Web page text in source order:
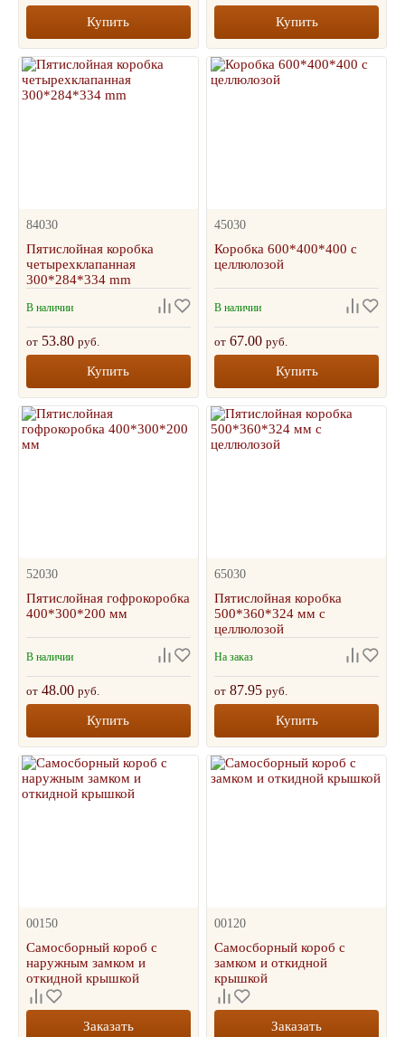
Купить Купить
84030
Пятислойная коробка
четырехклапанная
300*284*334 mm
В наличии
от 53.80 руб.
Купить
45030
Коробка 600*400*400 с
целлюлозой
В наличии
от 67.00руб.
Купить
52030
Пятислойная гофрокоробка
400*300*200 мм
В наличии
от 48.00 руб.
Купить
65030
Пятислойная коробка
500*360*324 мм с
целлюлозой
На заказ
от 87.95руб.
Купить
00150
Самосборный короб с
наружным замком и
откидной крышкой
Заказать
00120
Самосборный короб с
замком и откидной
крышкой
Заказать